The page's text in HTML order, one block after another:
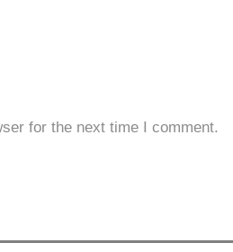
for the next time I comment.